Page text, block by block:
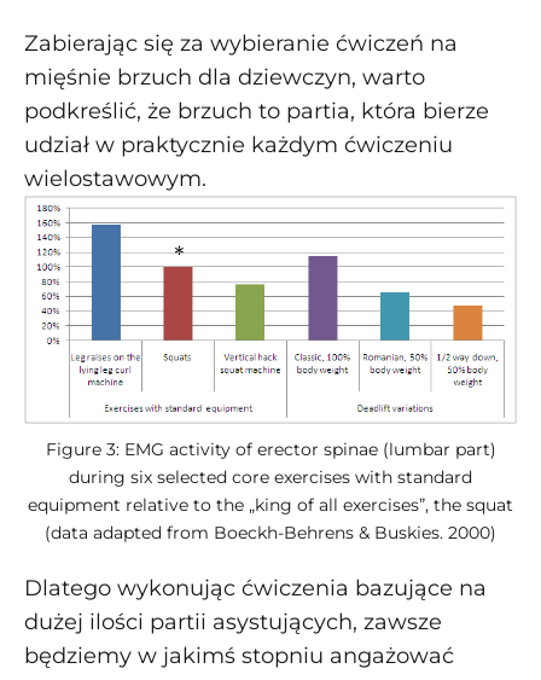
Zabierając się za wybieranie ćwiczeń na
mięśnie brzuch dla dziewczyn, warto
podkreślić, że brzuch to partia, która bierze
udział w praktycznie każdym ćwiczeniu
wielostawowym.
Figure 3: EMG activity of erector spinae (lumbar part)
during six selected core exercises with standard
equipment relative to the „king of all exercises”, the squat
(data adapted from Boeckh-Behrens & Buskies. 2000)
Dlatego wykonując ćwiczenia bazujące na
dużej ilości partii asystujących, zawsze
będziemy w jakimś stopniu angażować